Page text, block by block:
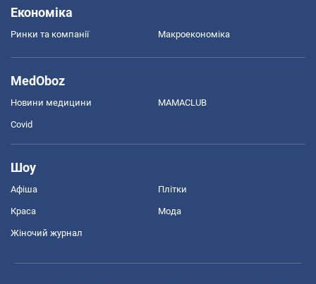
Економіка
Ринки та компанії Макроекономіка
MedOboz
Новини медицини MAMACLUB
Covid
Шоу
Афіша Плітки
Краса Мода
Жіночий журнал